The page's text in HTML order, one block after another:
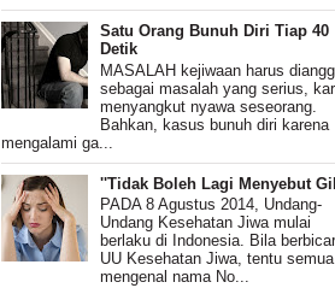
Satu Orang Bunuh Diri Tiap 40
Detik
MASALAH kejiwaan harus
sebagai masalah yang serius,
menyangkut nyawa seseorang.
Bahkan, kasus bunuh diri karena
mengalami ga...
''Tidak Boleh Lagi Menyebut
PADA 8 Agustus 2014, Undang-
Undang Kesehatan Jiwa mulai
berlaku di Indonesia. Bila
UU Kesehatan Jiwa, tentu semua
mengenal nama No...